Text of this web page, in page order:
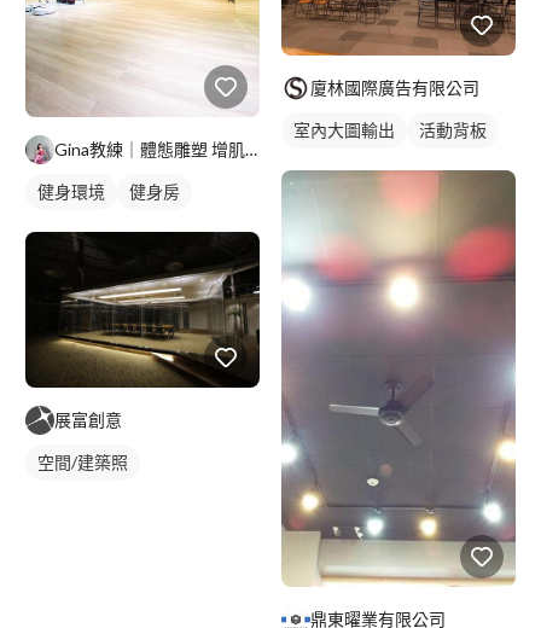
Gina教練｜體態雕塑 增肌訓練 減脂飲食
健身環境 健身房
展富創意
空間/建築照
廈林國際廣告有限公司
室內大圖輸出 活動背板
鼎東曜業有限公司